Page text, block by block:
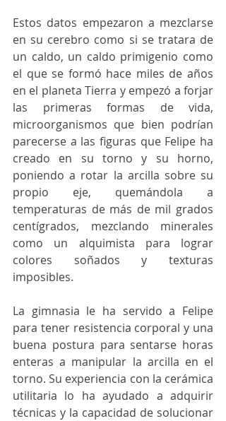
Estos datos empezaron a mezclarse
en su cerebro como si se tratara de
un caldo, un caldo primigenio como
el que se formó hace miles de años
en el planeta Tierra y empezó a forjar
las primeras formas de vida,
microorganismos que bien podrían
parecerse a las figuras que Felipe ha
creado en su torno y su horno,
poniendo a rotar la arcilla sobre su
propio eje, quemándola a
temperaturas de más de mil grados
centígrados, mezclando minerales
como un alquimista para lograr
colores soñados y texturas
imposibles.
La gimnasia le ha servido a Felipe
para tener resistencia corporal y una
buena postura para sentarse horas
enteras a manipular la arcilla en el
torno. Su experiencia con la cerámica
utilitaria lo ha ayudado a adquirir
técnicas y la capacidad de solucionar